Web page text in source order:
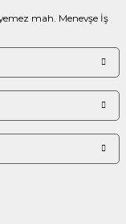
mah. Menevşe İş